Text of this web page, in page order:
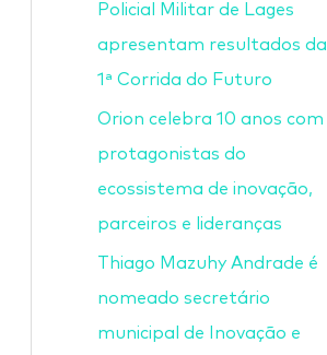
Policial Militar de Lages
apresentam resultados da
1ª Corrida do Futuro
Orion celebra 10 anos com
protagonistas do
ecossistema de inovação,
parceiros e lideranças
Thiago Mazuhy Andrade é
nomeado secretário
municipal de Inovação e